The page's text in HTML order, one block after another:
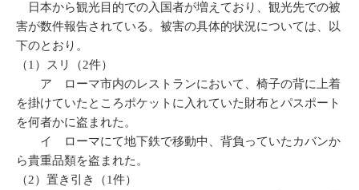
日本から観光目的での入国者が増えており、観光先での被
害が数件報告されている。被害の具体的状況については、以
下のとおり。
（1）スリ（2件）
ア ローマ市内のレストランにおいて、椅子の背に上着
を掛けていたところポケットに入れていた財布とパスポート
を何者かに盗まれた。
イ ローマにて地下鉄で移動中、背負っていたカバンか
ら貴重品類を盗まれた。
（2）置き引き（1件）